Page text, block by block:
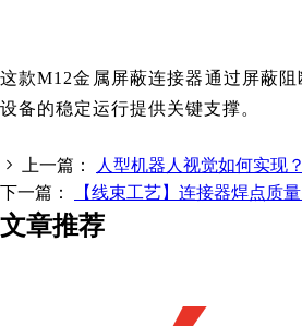
这款M12金属屏蔽连接器通过屏蔽
设备的稳定运行提供关键支撑。
上一篇：
人型机器人视觉如何实现
下一篇：
【线束工艺】连接器焊点
文章推荐